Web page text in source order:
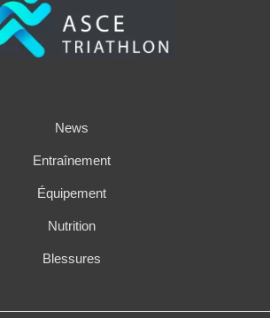
News
Entraînement
Équipement
Nutrition
Blessures